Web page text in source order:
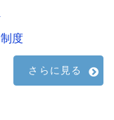
度
さらに見る